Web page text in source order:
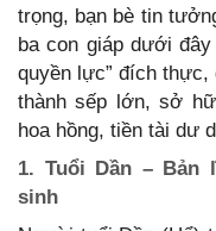
trọng, bạn bè tin
ba con giáp dưới đây
quyền lực” đích thực,
thành sếp lớn, sở
hoa hồng, tiền tài dư
1. Tuổi Dần – Bản
sinh